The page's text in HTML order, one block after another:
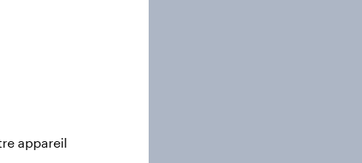
appareil